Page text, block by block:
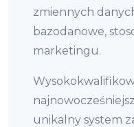
zmiennych
bazodanowe,
marketingu.
unikalny system